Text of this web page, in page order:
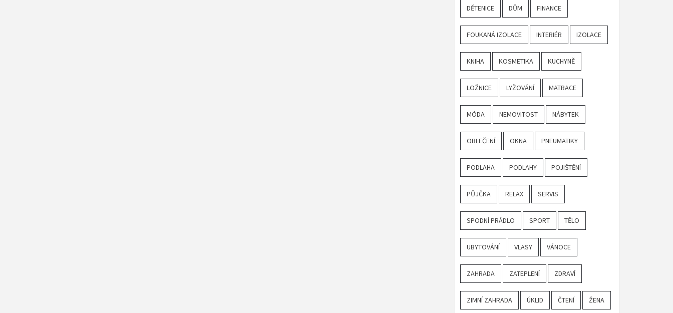
DĚTENICE DŮM FINANCE
FOUKANÁ IZOLACE INTERIÉR IZOLACE
KNIHA KOSMETIKA KUCHYNĚ
LOŽNICE LYŽOVÁNÍ MATRACE
MÓDA NEMOVITOST NÁBYTEK
OBLEČENÍ OKNA PNEUMATIKY
PODLAHA PODLAHY POJIŠTĚNÍ
PŮJČKA RELAX SERVIS
SPODNÍ PRÁDLO SPORT TĚLO
UBYTOVÁNÍ VLASY VÁNOCE
ZAHRADA ZATEPLENÍ ZDRAVÍ
ZIMNÍ ZAHRADA ÚKLID ČTENÍ ŽENA